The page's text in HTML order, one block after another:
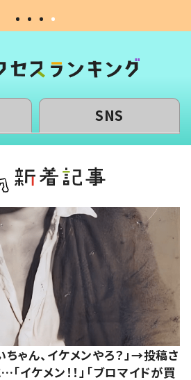
SNS
ゃん、イケメンやろ？」→投稿さ
イケメン！！」「ブロマイドが買